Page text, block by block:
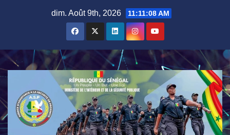
dim. Août 9th, 2026 11:11:09 AM